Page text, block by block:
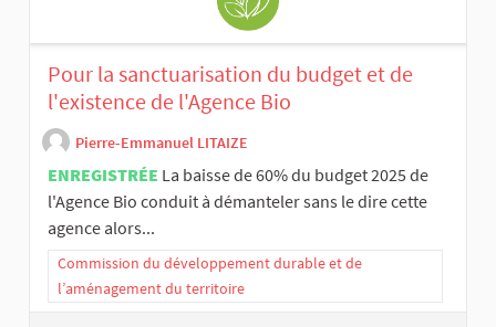
Pour la sanctuarisation du budget et de
l'existence de l'Agence Bio
Pierre-Emmanuel LITAIZE
ENREGISTRÉE La baisse de 60% du budget 2025 de
l'Agence Bio conduit à démanteler sans le dire cette
agence alors...
Commission du développement durable et de
l’aménagement du territoire